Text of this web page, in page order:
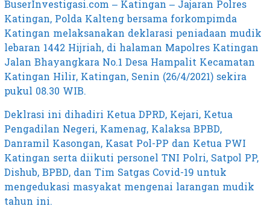
BuserInvestigasi.com – Katingan – Jajaran Polres
Katingan, Polda Kalteng bersama forkompimda
Katingan melaksanakan deklarasi peniadaan mudik
lebaran 1442 Hijriah, di halaman Mapolres Katingan
Jalan Bhayangkara No.1 Desa Hampalit Kecamatan
Katingan Hilir, Katingan, Senin (26/4/2021) sekira
pukul 08.30 WIB.
Deklrasi ini dihadiri Ketua DPRD, Kejari, Ketua
Pengadilan Negeri, Kamenag, Kalaksa BPBD,
Danramil Kasongan, Kasat Pol-PP dan Ketua PWI
Katingan serta diikuti personel TNI Polri, Satpol PP,
Dishub, BPBD, dan Tim Satgas Covid-19 untuk
mengedukasi masyakat mengenai larangan mudik
tahun ini.